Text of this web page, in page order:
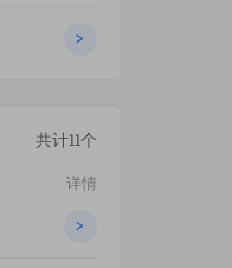
>
共计11个
详情
>